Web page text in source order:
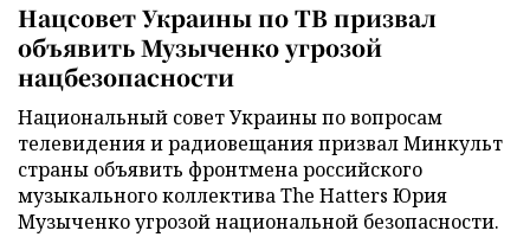
Нацсовет Украины по ТВ призвал
объявить Музыченко угрозой
нацбезопасности
Национальный совет Украины по вопросам
телевидения и радиовещания призвал Минкульт
страны объявить фронтмена российского
музыкального коллектива The Hatters Юрия
Музыченко угрозой национальной безопасности.